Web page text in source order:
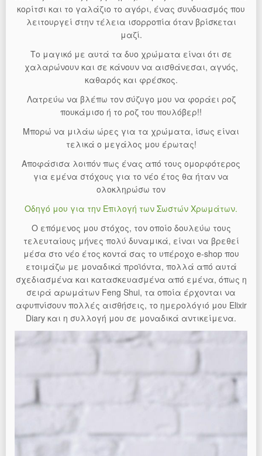
κορίτσι και το γαλάζιο το αγόρι, ένας συνδυασμός που
λειτουργεί στην τέλεια ισορροπία όταν βρίσκεται
μαζί.
Το μαγικό με αυτά τα δυο χρώματα είναι ότι σε
χαλαρώνουν και σε κάνουν να αισθάνεσαι, αγνός,
καθαρός και φρέσκος.
Λατρεύω να βλέπω τον σύζυγο μου να φοράει ροζ
πουκάμισο ή το ροζ του πουλόβερ!!
Μπορώ να μιλάω ώρες για τα χρώματα, ίσως είναι
τελικά ο μεγάλος μου έρωτας!
Αποφάσισα λοιπόν πως ένας από τους ομορφότερος
για εμένα στόχους για το νέο έτος θα ήταν να
ολοκληρώσω τον
Οδηγό μου για την Επιλογή των Σωστών Χρωμάτων.
Ο επόμενος μου στόχος, τον οποίο δουλεύω τους
τελευταίους μήνες πολύ δυναμικά, είναι να βρεθεί
μέσα στο νέο έτος κοντά σας το υπέροχο e-shop που
ετοιμάζω με μοναδικά προϊόντα, πολλά από αυτά
σχεδιασμένα και κατασκευασμένα από εμένα, όπως η
σειρά αρωμάτων Feng Shui, τα οποία έρχονται να
αφυπνίσουν πολλές αισθήσεις, το ημερολόγιό μου Elixir
Diary και η συλλογή μου σε μοναδικά αντικείμενα.